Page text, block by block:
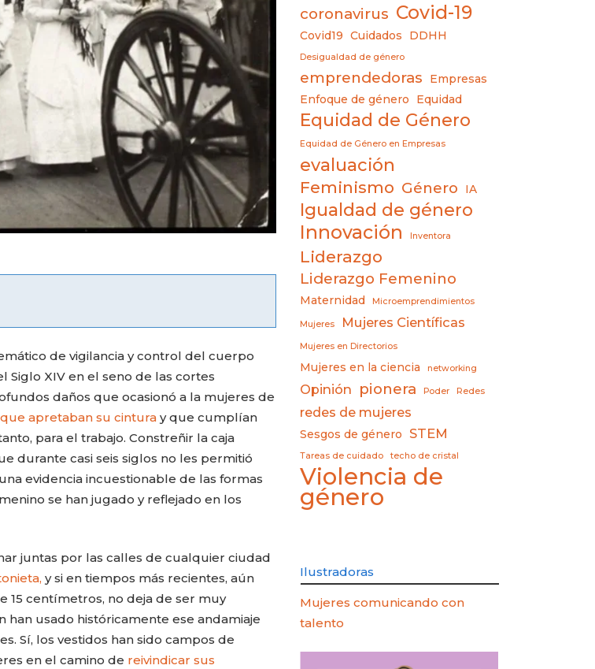
de vigilancia y control del cuerpo
Siglo XIV en el seno de las cortes
daños que ocasionó a la mujeres de
apretaban su cinturay que cumplían
para el trabajo. Constreñir la caja
durante casi seis siglos no les permitió
evidencia incuestionable de las formas
se han jugado y reflejado en los
juntas por las calles de cualquier ciudad
y si en tiempos más recientes, aún
15 centímetros, no deja de ser muy
han usado históricamente ese andamiaje
Sí, los vestidos han sido campos de
en el camino de reivindicar sus
coronavirus Covid-19
Covid19 Cuidados DDHH
Desigualdad de género
emprendedoras
Empresas
Enfoque de género
Equidad
Equidad de Género
Equidad de Género en Empresas
evaluación
Feminismo Género IA
Igualdad de género
Innovación Inventora
Liderazgo
Liderazgo Femenino
Maternidad Microemprendimientos
Mujeres Mujeres Científicas
Mujeres en Directorios
Mujeres en la ciencia networking
Opinión pionera Poder Redes
redes de mujeres
Sesgos de género STEM
Tareas de cuidado techo de cristal
Violencia de
género
Ilustradoras
Mujeres comunicando con
talento